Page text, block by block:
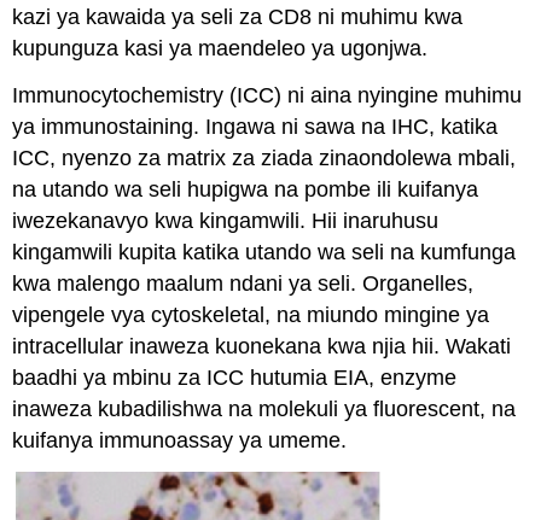
kazi ya kawaida ya seli za CD8 ni muhimu kwa
kupunguza kasi ya maendeleo ya ugonjwa.
Immunocytochemistry (ICC) ni aina nyingine muhimu
ya immunostaining. Ingawa ni sawa na IHC, katika
ICC, nyenzo za matrix za ziada zinaondolewa mbali,
na utando wa seli hupigwa na pombe ili kuifanya
iwezekanavyo kwa kingamwili. Hii inaruhusu
kingamwili kupita katika utando wa seli na kumfunga
kwa malengo maalum ndani ya seli. Organelles,
vipengele vya cytoskeletal, na miundo mingine ya
intracellular inaweza kuonekana kwa njia hii. Wakati
baadhi ya mbinu za ICC hutumia EIA, enzyme
inaweza kubadilishwa na molekuli ya fluorescent, na
kuifanya immunoassay ya umeme.